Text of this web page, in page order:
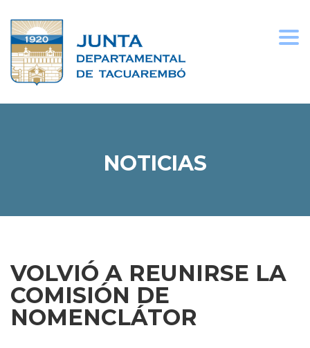
NOTICIAS
VOLVIÓ A REUNIRSE LA
COMISIÓN DE
NOMENCLÁTOR